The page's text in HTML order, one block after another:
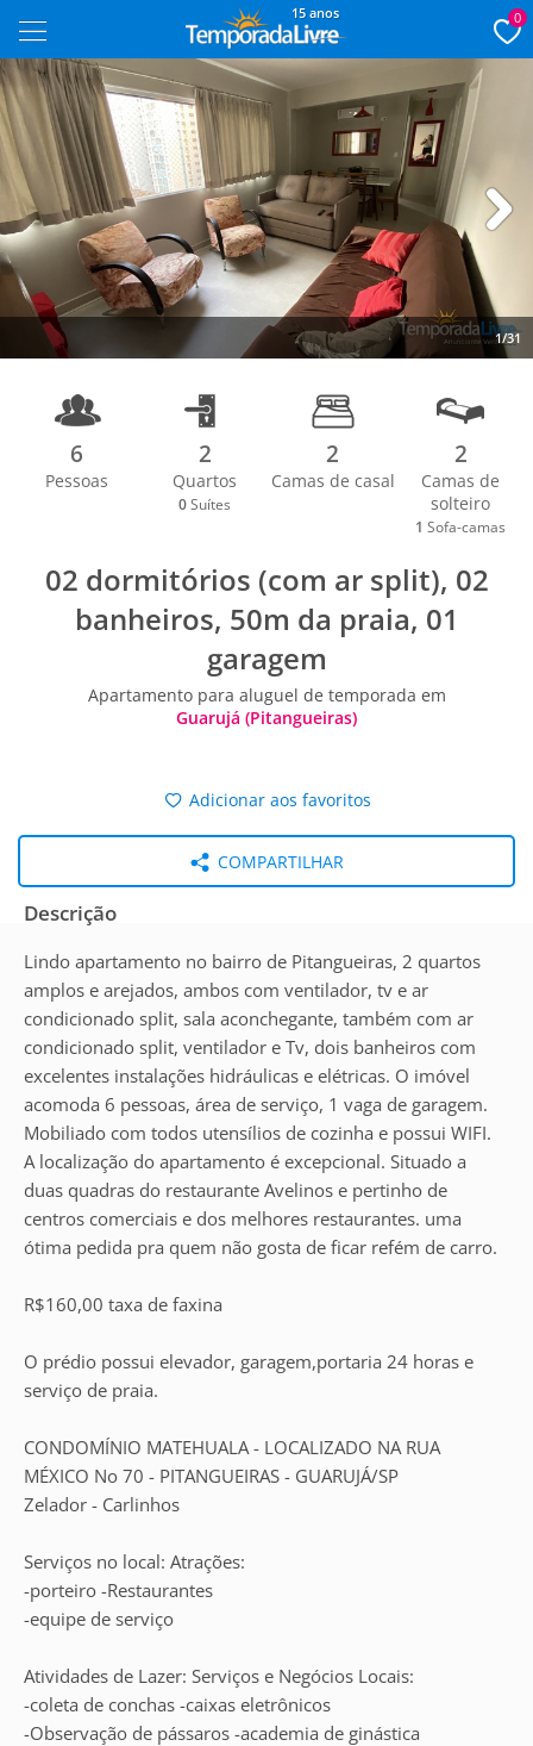
15 anos 0
1/31
6
Pessoas
2
Quartos
0 Suítes
2
Camas de casal
2
Camas de
solteiro
1 Sofa-camas
02 dormitórios (com ar split), 02
banheiros, 50m da praia, 01
garagem
Apartamento para aluguel de temporada em
Guarujá (Pitangueiras)
Adicionar aos favoritos
COMPARTILHAR
Descrição
Lindo apartamento no bairro de Pitangueiras, 2 quartos
amplos e arejados, ambos com ventilador, tv e ar
condicionado split, sala aconchegante, também com ar
condicionado split, ventilador e Tv, dois banheiros com
excelentes instalações hidráulicas e elétricas. O imóvel
acomoda 6 pessoas, área de serviço, 1 vaga de garagem.
Mobiliado com todos utensílios de cozinha e possui WIFI.
A localização do apartamento é excepcional. Situado a
duas quadras do restaurante Avelinos e pertinho de
centros comerciais e dos melhores restaurantes. uma
ótima pedida pra quem não gosta de ficar refém de carro.
R$160,00 taxa de faxina
O prédio possui elevador, garagem,portaria 24 horas e
serviço de praia.
CONDOMÍNIO MATEHUALA - LOCALIZADO NA RUA
MÉXICO No 70 - PITANGUEIRAS - GUARUJÁ/SP
Zelador - Carlinhos
Serviços no local: Atrações:
-porteiro -Restaurantes
-equipe de serviço
Atividades de Lazer: Serviços e Negócios Locais:
-coleta de conchas -caixas eletrônicos
-Observação de pássaros -academia de ginástica